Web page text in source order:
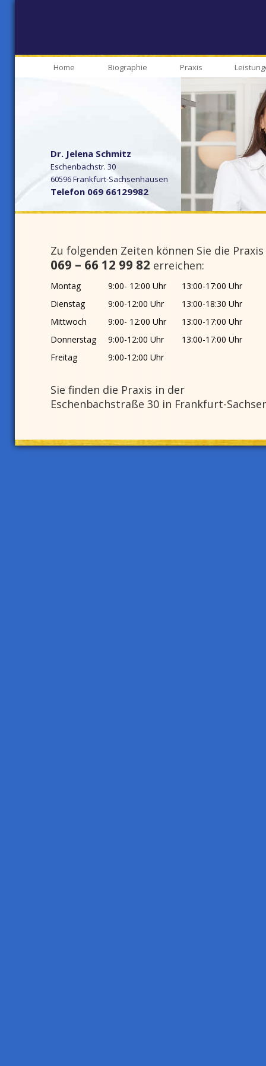
Home Biographie Praxis
Dr. Jelena Schmitz
Eschenbachstr. 30
60596Frankfurt-Sachsenhausen
Telefon 069 66129982
Zu folgenden Zeiten können Sie die
069 – 66 12 99 82 erreichen:
Montag 9:00- 12:00 Uhr
13:00-17:00 Uhr
Dienstag
9:00-12:00 Uhr
13:00-18:30 Uhr
Mittwoch
9:00- 12:00 Uhr
13:00-17:00 Uhr
Donnerstag
9:00-12:00 Uhr
13:00-17:00 Uhr
Freitag
9:00-12:00 Uhr
Sie finden die Praxis in der
Eschenbachstraße 30 in Frankfurt-